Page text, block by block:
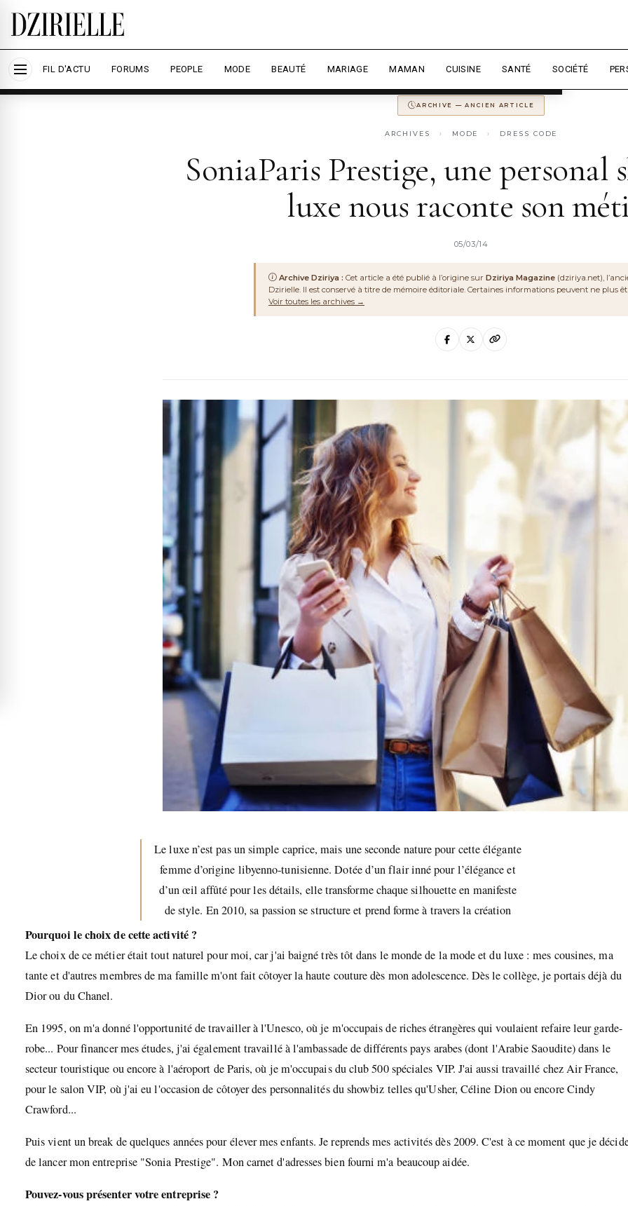
Nous utilisons des cookies pour améliorer votre expérience et mesurer l'audience.
Accepter tout Personnaliser
FIL D'ACTU FORUMS PEOPLE MODE BEAUTÉ MARIAGE MAMAN CUISINE SANTÉ SOCIÉTÉ
ARCHIVE — ANCIEN ARTICLE
ARCHIVES › MODE › DRESS CODE
SoniaParis Prestige, une personal
luxe nous raconte son
05/03/14
Archive Dziriya : Cet article a été publié à l’origine sur Dziriya Magazine (dziriya.net),
Dzirielle. Il est conservé à titre de mémoire éditoriale. Certaines informations peuvent ne plus
Voir toutes les archives →
Le luxe n’est pas un simple caprice, mais une seconde nature pour cette élégante
femme d’origine libyenno-tunisienne. Dotée d’un flair inné pour l’élégance et
d’un œil affûté pour les détails, elle transforme chaque silhouette en manifeste
de style. En 2010, sa passion se structure et prend forme à travers la création
Pourquoi le choix de cette activité ?
Le choix de ce métier était tout naturel pour moi, car j'ai baigné très tôt dans le monde de la mode et du luxe : mes cousines, ma
tante et d'autres membres de ma famille m'ont fait côtoyer la haute couture dès mon adolescence. Dès le collège, je portais déjà du
Dior ou du Chanel.
En 1995, on m'a donné l'opportunité de travailler à l'Unesco, où je m'occupais de riches étrangères qui voulaient refaire leur garde-
robe... Pour financer mes études, j'ai également travaillé à l'ambassade de différents pays arabes (dont l'Arabie Saoudite) dans le
secteur touristique ou encore à l'aéroport de Paris, où je m'occupais du club 500 spéciales VIP. J'ai aussi travaillé chez Air France,
pour le salon VIP, où j'ai eu l'occasion de côtoyer des personnalités du showbiz telles qu'Usher, Céline Dion ou encore Cindy
Crawford...
Puis vient un break de quelques années pour élever mes enfants. Je reprends mes activités dès 2009. C'est à ce moment que je
de lancer mon entreprise "Sonia Prestige". Mon carnet d'adresses bien fourni m'a beaucoup aidée.
Pouvez-vous présenter votre entreprise ?